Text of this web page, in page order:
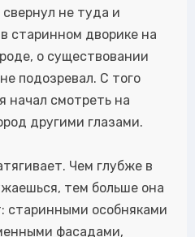
свернул не туда и
старинном дворике на
о существовании
подозревал. С того
начал смотреть на
другими глазами.
Чем глубже в
тем больше она
старинными особняками
фасадами,